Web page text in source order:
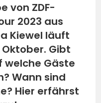
von ZDF-
2023 aus
Kiewel läuft
Gibt
welche Gäste
Wann sind
Hier erfährst